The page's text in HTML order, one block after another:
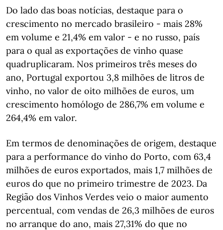
Do lado das boas notícias, destaque para o
crescimento no mercado brasileiro - mais 28%
em volume e 21,4% em valor - e no russo, país
para o qual as exportações de vinho quase
quadruplicaram. Nos primeiros três meses do
ano, Portugal exportou 3,8 milhões de litros de
vinho, no valor de oito milhões de euros, um
crescimento homólogo de 286,7% em volume e
264,4% em valor.
Em termos de denominações de origem, destaque
para a performance do vinho do Porto, com 63,4
milhões de euros exportados, mais 1,7 milhões de
euros do que no primeiro trimestre de 2023. Da
Região dos Vinhos Verdes veio o maior aumento
percentual, com vendas de 26,3 milhões de euros
no arranque do ano, mais 27,31% do que no